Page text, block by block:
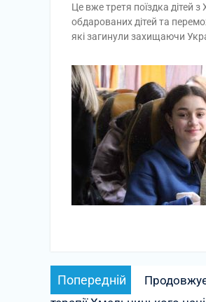
Це вже третя поїздка дітей
обдарованих дітей та
які загинули захищаючи
Навігація
записів
Попередній
запис: